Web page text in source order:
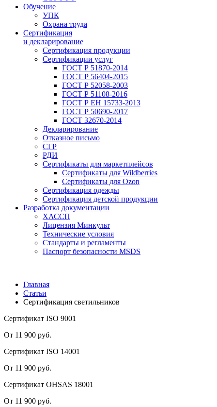
Обучение
УПК
Охрана труда
Сертификация
и декларирование
Сертификация продукции
Сертификации услуг
ГОСТ Р 51870-2014
ГОСТ Р 56404-2015
ГОСТ Р 52058-2003
ГОСТ Р 51108-2016
ГОСТ Р ЕН 15733-2013
ГОСТ Р 50690-2017
ГОСТ 32670-2014
Декларирование
Отказное письмо
СГР
РДИ
Сертификаты для маркетплейсов
Сертификаты для Wildberries
Сертификаты для Ozon
Сертификация одежды
Сертификация детской продукции
Разработка документации
ХАССП
Лицензия Минкульт
Технические условия
Стандарты и регламенты
Паспорт безопасности MSDS
Главная
Статьи
Сертификация светильников
Сертификат ISO 9001
От 11 900 руб.
Сертификат ISO 14001
От 11 900 руб.
Сертификат OHSAS 18001
От 11 900 руб.